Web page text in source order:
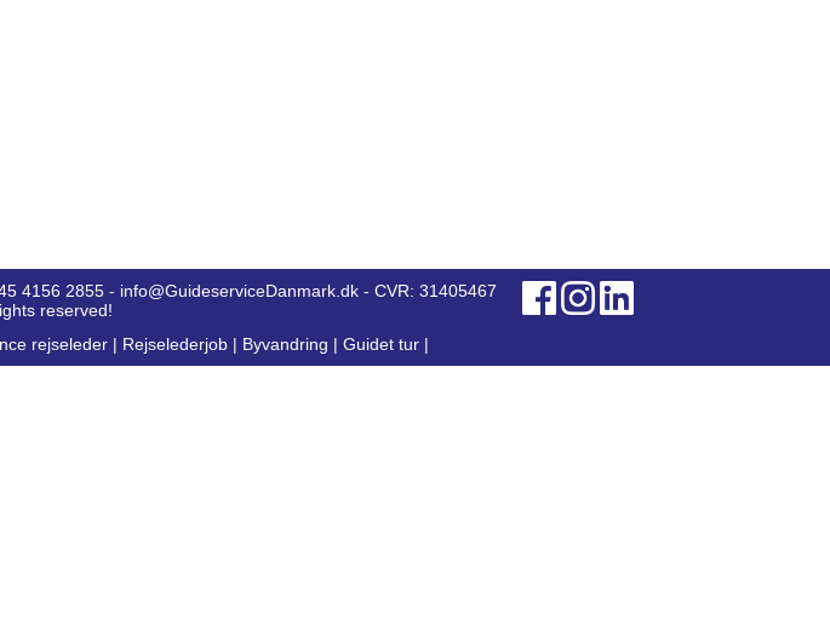
4156 2855 - info@GuideserviceDanmark.dk - CVR: 31405467
reserved!
rejseleder | Rejselederjob | Byvandring | Guidet tur |